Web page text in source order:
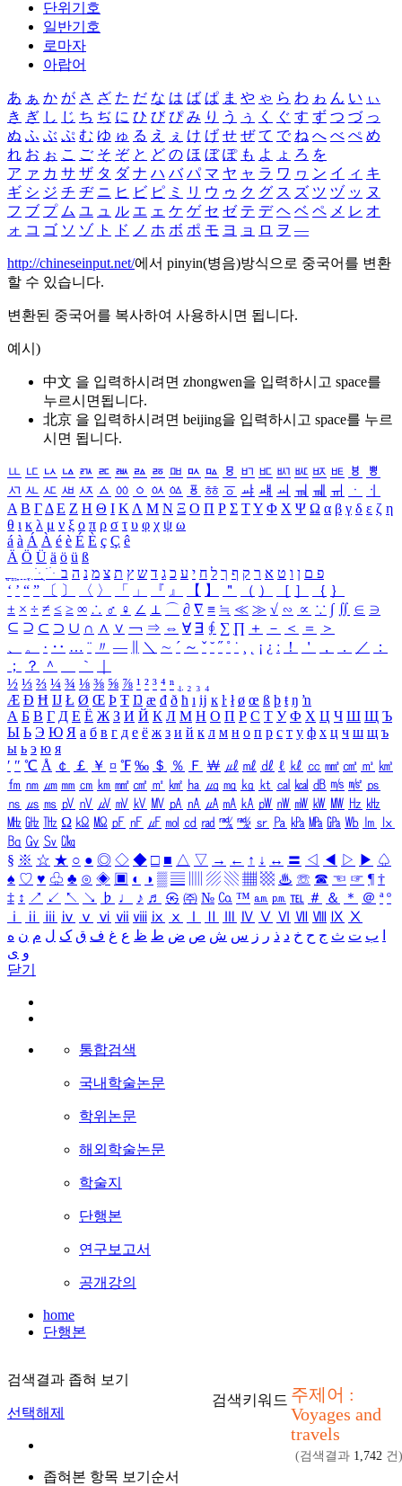
단위기호
일반기호
로마자
아랍어
あ ぁ か が さ ざ た だ な は ば ぱ ま や ゃ ら わ ゎ ん い ぃ
き ぎ し じ ち ぢ に ひ び ぴ み り う ぅ く ぐ す ず つ づ っ
ぬ ふ ぶ ぷ む ゆ ゅ る え ぇ け げ せ ぜ て で ね へ べ ぺ め
れ お ぉ こ ご そ ぞ と ど の ほ ぼ ぽ も よ ょ ろ を
ア ァ カ サ ザ タ ダ ナ ハ バ パ マ ヤ ャ ラ ワ ヮ ン イ ィ キ
ギ シ ジ チ ヂ ニ ヒ ビ ピ ミ リ ウ ゥ ク グ ス ズ ツ ヅ ッ ヌ
フ ブ プ ム ユ ュ ル エ ェ ケ ゲ セ ゼ テ デ ヘ ベ ペ メ レ オ
ォ コ ゴ ソ ゾ ト ド ノ ホ ボ ポ モ ヨ ョ ロ ヲ ―
http://chineseinput.net/에서 pinyin(병음)방식으로 중국어를 변환
할 수 있습니다.
변환된 중국어를 복사하여 사용하시면 됩니다.
예시)
中文 을 입력하시려면 zhongwen을 입력하시고 space를
누르시면됩니다.
北京 을 입력하시려면 beijing을 입력하시고 space를 누르
시면 됩니다.
ㅥ ㅦ ㅧ ㅨ ㅩ ㅪ ㅫ ㅬ ㅭ ㅮ ㅯ ㅰ ㅱ ㅲ ㅳ ㅴ ㅵ ㅶ ㅷ ㅸ
ㅹ
ㅺ ㅻ ㅼ ㅽ ㅾ ㅿ ㆀ ㆁ ㆂ ㆃ ㆄ ㆅ ㆆ ㆇ ㆈ ㆉ ㆊ ㆋ ㆌ ㆍ
ㆎ
Α Β ΓΔ Ε Ζ Η Θ Ι ΚΛ Μ Ν Ξ Ο Π Ρ Σ ΤΥ Φ Χ Ψ Ω α β γ δ ε ζ η
θ ι κ λ μ ν ξ ο π ρ σ τ υ φ χ ψ ω
á à Á À é è É È ç Ç ê
Ä Ö Ü ä ö ü ß
ִֶֹ ֻּ ׁׂ פ ם ן ו ט א ר ק ף ך ל ח י ע כ ג ד ש ץ ת צ מ נ ה ב
‘ ’ “ ” 〔 〕 〈 〉 「 」 『 』 【 】 ＂ （ ） ［ ］ ｛ ｝
± × ÷ ≠ ≤ ≥ ∞ ∴ ♂ ♀ ∠ ⊥ ⌒ ∂ ∇ ≡ ≒ ≪ ≫ √ ∽ ∝ ∵ ∫ ∬ ∈ ∋
⊆ ⊇ ⊂ ⊃ ∪ ∩ ∧ ∨ ￢ ⇒ ⇔ ∀ ∃ ∮ ∑ ∏ ＋ － ＜ ＝
＞
、
。 · ‥ … ¨ 〃 ― ＼ ∼ ´ ～ ˇ ˘ ˝ ˚ ˙ ¸ ¡ ¿ ː ！ ＇ ， ． ／
：
；
？ ＾ ｀
½ ⅓ ⅔ ¼ ¾ ⅛ ⅜ ⅝ ⅞ ¹ ² ³ ⁴ ⁿ ₁ ₂ ₃ ₄
Æ Ð Ħ Ĳ Ł Ø Œ Þ Ŧ Ŋ æ đ ð ħ ı ĳ ĸ ŀ ł ø œ ß þ ŧ ŋ ŉ
А Б В Г Д Е Ё Ж З И Й К Л М Н О П Р С Т У Ф Х Ц Ч Ш Щ Ъ
Ы Ь Э Ю Я а б в г д е ё ж з и й к л м н о п р с т у ф х ц ч ш щ ъ
ы ь э ю я
′ ″ ℃ Å ￠ ￡ ￥ ¤ ℉ ‰ ＄ ％ Ｆ ￦ ㎕ ㎖ ㎗ ℓ ㎘ ㏄ ㎣ ㎤ ㎥ ㎦
㎙ ㎚ ㎛ ㎜ ㎝ ㎞ ㎟ ㎠ ㎡ ㎢ ㏊ ㎍ ㎎ ㎏ ㏏ ㎈ ㎉ ㏈ ㎧ ㎨ ㎰
㎱ ㎲ ㎳ ㎴ ㎵ ㎶ ㎷ ㎸ ㎹ ㎀ ㎁ ㎂ ㎃ ㎄ ㎺ ㎻ ㎽ ㎾ ㎿ ㎐ ㎑
㎒ ㎓ ㎔ Ω ㏀ ㏁ ㎊ ㎋ ㎌ ㏖ ㏅ ㎭ ㎮ ㎯ ㏛ ㎩ ㎪ ㎫ ㎬ ㏝ ㏐
㏓
㏃ ㏉ ㏜ ㏆
§ ※ ☆ ★ ○ ● ◎ ◇ ◆ □ ■ △ ▽ → ← ↑ ↓ ↔ 〓 ◁ ◀ ▷ ▶ ♤
♠ ♡ ♥ ♧ ♣ ⊙ ◈ ▣ ◐ ◑ ▒ ▤ ▨ ▧ ▦ ▩ ♨ ☏ ☎ ☜ ☞ ¶ †
‡ ↕ ↗ ↙ ↖ ↘ ♭ ♩ ♪ ♬ ㉿ ㈜ № ㏇ ™ ㏂ ㏘ ℡ ＃ ＆ ＊ ＠ ª º
ⅰ
ⅱ ⅲ ⅳ ⅴ ⅵ ⅶ ⅷ ⅸ ⅹ Ⅳ Ⅴ Ⅵ Ⅶ Ⅷ Ⅸ Ⅹ
ب ت ث ج ح خ د ذ ر ز س ش ص ض ط ظ ع غ ف ق ک ل م ن ه
و ی
닫기
통합검색
국내학술논문
학위논문
해외학술논문
학술지
단행본
연구보고서
공개강의
home
단행본
검색결과 좁혀 보기
선택해제
좁혀본 항목 보기순서
검색키워드 주제어 :
Voyages and
travels
(검색결과 1,742 건)